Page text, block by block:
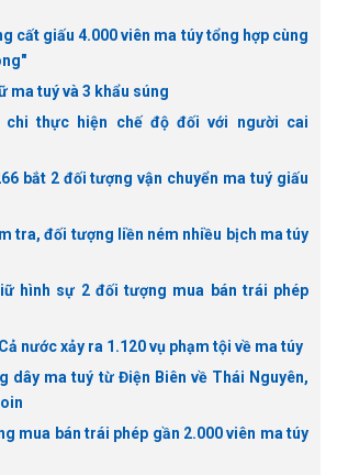
cất giấu 4.000 viên ma túy tổng hợp cùng
ma tuý và 3 khẩu súng
chi thực hiện chế độ đối với người cai
bắt 2 đối tượng vận chuyển ma tuý giấu
tra, đối tượng liền ném nhiều bịch ma túy
hình sự 2 đối tượng mua bán trái phép
nước xảy ra 1.120 vụ phạm tội về ma túy
dây ma tuý từ Điện Biên về Thái Nguyên,
mua bán trái phép gần 2.000 viên ma túy